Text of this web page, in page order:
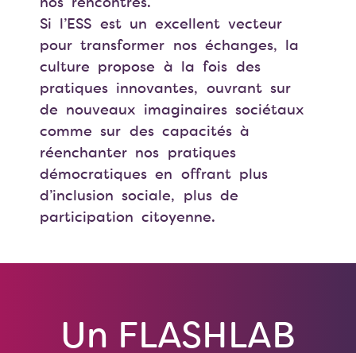
nos rencontres.
Si l’ESS est un excellent vecteur
pour transformer nos échanges, la
culture propose à la fois des
pratiques innovantes, ouvrant sur
de nouveaux imaginaires sociétaux
comme sur des capacités à
réenchanter nos pratiques
démocratiques en offrant plus
d’inclusion sociale, plus de
participation citoyenne.
Un FLASHLAB